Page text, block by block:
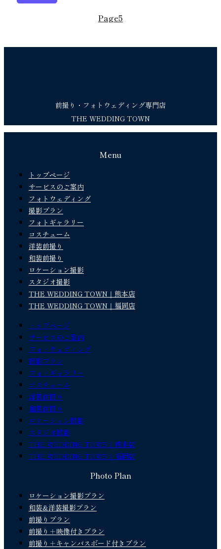
Page5
前撮り・フォトウェディング専門店
THE WEDDING TOWN
Menu
トップページ
サービスのご案内
フォトウェディング
撮影プラン
フォトギャラリー
コスチューム
洋装前撮り
和装前撮り
ロケーション撮影
スタジオ撮影
THE WEDDING TOWN｜熊本店
THE WEDDING TOWN｜福岡店
トップページ
サービスのご案内
フォトウェディング
撮影プラン
フォトギャラリー
コスチューム
洋装前撮り
和装前撮り
ロケーション撮影
スタジオ撮影
THE WEDDING TOWN｜熊本店
THE WEDDING TOWN｜福岡店
Photo Plan
ロケーション撮影プラン
和装&洋装撮影プラン
前撮りプラン
前撮り＋映像付きプラン
前撮り＋キャンバスボード付きプラン